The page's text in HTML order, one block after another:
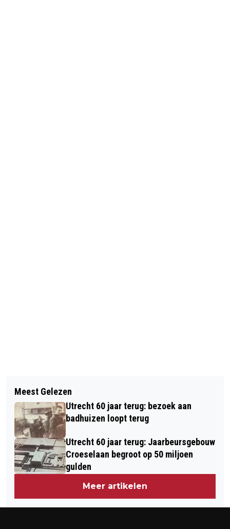
GANSSTRAAT 143-147 KRIJGT
NIEUWE INRICHTING
215 NIEUWE WONINGEN AAN PARK
TRANSWIJK
Meest Gelezen
Utrecht 60 jaar terug: bezoek aan
badhuizen loopt terug
Utrecht 60 jaar terug: Jaarbeursgebouw
Croeselaan begroot op 50 miljoen
gulden
Meer artikelen